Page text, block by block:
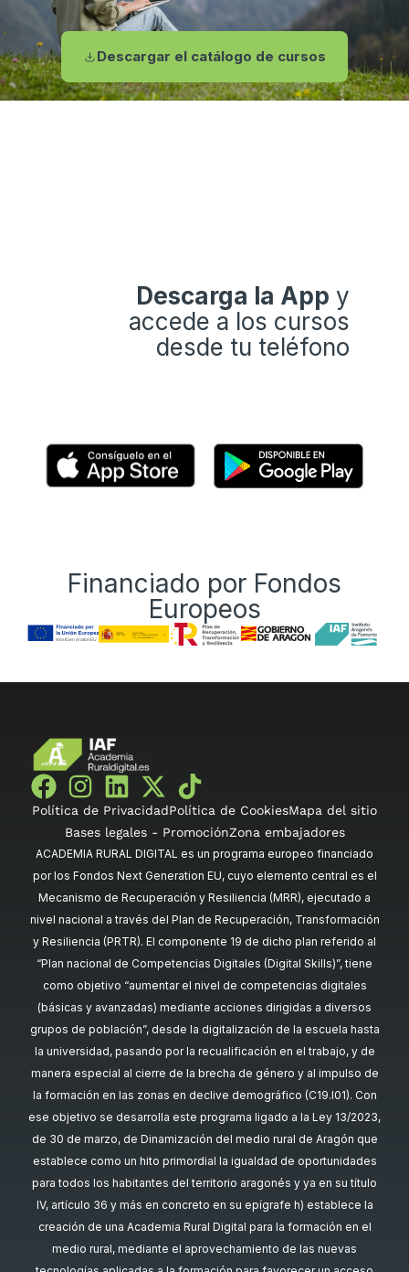
Descargar el catálogo de cursos
Descarga la App y
accede a los cursos
desde tu teléfono
Financiado por Fondos
Europeos
Política de PrivacidadPolítica de CookiesMapa del sitio
Bases legales - PromociónZona embajadores
ACADEMIA RURAL DIGITAL es un programa europeo financiado
por los Fondos Next Generation EU, cuyo elemento central es el
Mecanismo de Recuperación y Resiliencia (MRR), ejecutado a
nivel nacional a través del Plan de Recuperación, Transformación
y Resiliencia (PRTR). El componente 19 de dicho plan referido al
“Plan nacional de Competencias Digitales (Digital Skills)”, tiene
como objetivo “aumentar el nivel de competencias digitales
(básicas y avanzadas) mediante acciones dirigidas a diversos
grupos de población”, desde la digitalización de la escuela hasta
la universidad, pasando por la recualificación en el trabajo, y de
manera especial al cierre de la brecha de género y al impulso de
la formación en las zonas en declive demográfico (C19.I01). Con
ese objetivo se desarrolla este programa ligado a la Ley 13/2023,
de 30 de marzo, de Dinamización del medio rural de Aragón que
establece como un hito primordial la igualdad de oportunidades
para todos los habitantes del territorio aragonés y ya en su título
IV, artículo 36 y más en concreto en su epígrafe h) establece la
creación de una Academia Rural Digital para la formación en el
medio rural, mediante el aprovechamiento de las nuevas